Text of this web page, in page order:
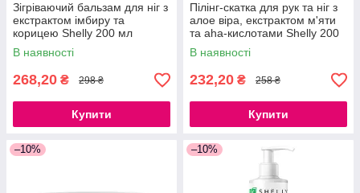
Зігріваючий бальзам для ніг з
екстрактом імбиру та
корицею Shelly 200 мл
В наявності
268,20 ₴ 298 ₴
Купити
Пілінг-скатка для рук та ніг з
алое віра, екстрактом м'яти
та aha-кислотами Shelly 200
мл
В наявності
232,20 ₴ 258 ₴
Купити
–10% –10%